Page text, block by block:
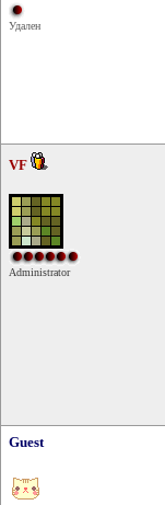
Удален
VF
Administrator
Guest